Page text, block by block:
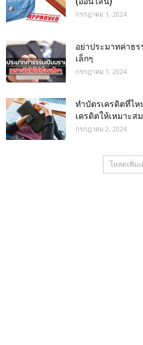
กรกฎาคม 1, 2024
อย่าประมาทค่าธร
เล็กๆ
กรกฎาคม 1, 2024
ทําบัตรเครดิตที่ไห
เครดิตให้เหมาะ
กรกฎาคม 2, 2024
โหลดเพิ่ม